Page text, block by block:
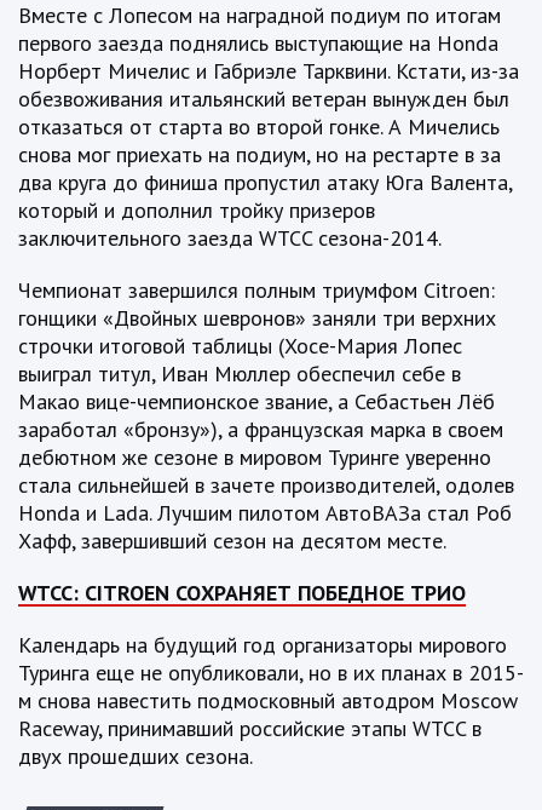
Вместе с Лопесом на наградной подиум по итогам
первого заезда поднялись выступающие на Honda
Норберт Мичелис и Габриэле Тарквини. Кстати, из-за
обезвоживания итальянский ветеран вынужден был
отказаться от старта во второй гонке. А Мичелись
снова мог приехать на подиум, но на рестарте в за
два круга до финиша пропустил атаку Юга Валента,
который и дополнил тройку призеров
заключительного заезда WTCC сезона-2014.
Чемпионат завершился полным триумфом Citroen:
гонщики «Двойных шевронов» заняли три верхних
строчки итоговой таблицы (Хосе-Мария Лопес
выиграл титул, Иван Мюллер обеспечил себе в
Макао вице-чемпионское звание, а Себастьен Лёб
заработал «бронзу»), а французская марка в своем
дебютном же сезоне в мировом Туринге уверенно
стала сильнейшей в зачете производителей, одолев
Honda и Lada. Лучшим пилотом АвтоВАЗа стал Роб
Хафф, завершивший сезон на десятом месте.
WTCC: CITROEN СОХРАНЯЕТ ПОБЕДНОЕ ТРИО
Календарь на будущий год организаторы мирового
Туринга еще не опубликовали, но в их планах в 2015-
м снова навестить подмосковный автодром Moscow
Raceway, принимавший российские этапы WTCC в
двух прошедших сезона.